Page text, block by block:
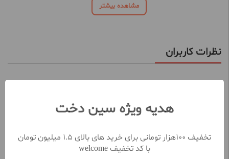
مشاهده بیشتر
نظرات کاربران
سعیده اصغری(خریدار محصول)
هدیه ویژه سین دخت
تخفیف 100هزار تومانی برای خرید های بالای 1.5 میلیون تومان
با کد تخفیف welcome